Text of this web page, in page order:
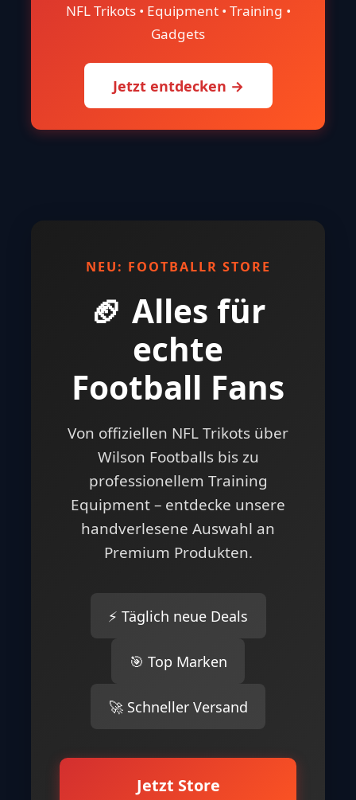
NFL Trikots • Equipment • Training •
Gadgets
Jetzt entdecken →
NEU: FOOTBALLR STORE
🏈 Alles für
echte
Football Fans
Von offiziellen NFL Trikots über
Wilson Footballs bis zu
professionellem Training
Equipment – entdecke unsere
handverlesene Auswahl an
Premium Produkten.
⚡ Täglich neue Deals
🎯 Top Marken
🚀 Schneller Versand
Jetzt Store